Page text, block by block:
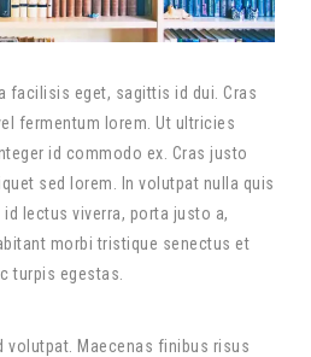
facilisis eget, sagittis id dui. Cras
fermentum lorem. Ut ultricies
id commodo ex. Cras justo
sed lorem. In volutpat nulla quis
lectus viverra, porta justo a,
morbi tristique senectus et
turpis egestas.
volutpat. Maecenas finibus risus